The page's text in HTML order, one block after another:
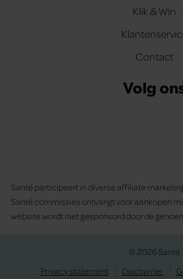
Klik & Win
Contact
Volg
Santé participeert in diverse affiliate
Santé commissies ontvangt voor aankopen
website wordt niet gesponsord door de
© 2026 Santé
Privacy statement
Disclaimer